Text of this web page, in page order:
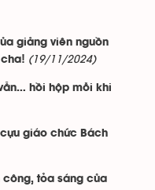
giảng viên nguồn
(19/11/2024)
hồi hộp mỗi khi
giáo chức Bách
công, tỏa sáng của